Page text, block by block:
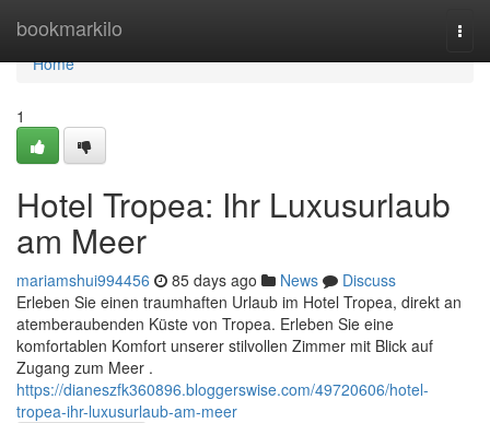
bookmarkilo
Home
Home
1
Hotel Tropea: Ihr Luxusurlaub
am Meer
mariamshui994456 85 days ago News
Discuss
Erleben Sie einen traumhaften Urlaub im Hotel Tropea, direkt an
atemberaubenden Küste von Tropea. Erleben Sie eine
komfortablen Komfort unserer stilvollen Zimmer mit Blick auf
Zugang zum Meer .
https://dianeszfk360896.bloggerswise.com/49720606/hotel-
tropea-ihr-luxusurlaub-am-meer